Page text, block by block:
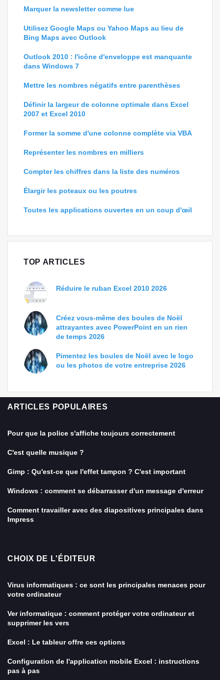
Marquer la newsletter comme lue
Utilisez Google Maps ou Yahoo Maps au lieu de
Bing Maps avec Outlook
Outlook 2010 : l'icône d'enveloppe est manquante
dans Windows 7
Mettre les nombres négatifs entre parenthèses
Définir la largeur de colonne optimale dans Excel
2007 et Excel 2010
Former la somme d'une colonne complète via VBA
Représenter les nombres en milliers
Compter les chiffres dans la liste des numéros
Élargir les poteaux ou les poutres
Toutes les applications ouvertes en un coup d'œil
TOP ARTICLES
Réduire le ruban Excel 2010 2026
Créez vous-même des boules de Noël
attrayantes avec PowerPoint en un rien
de temps 2026
Pimentez les boules de Noël avec le logo
ou les photos de votre entreprise 2026
ARTICLES POPULAIRES
Pour que la police s'affiche toujours correctement
C'est quelle musique ?
Gimp : Qu'est-ce que l'effet tampon ? C'est important
Windows : comment se débarrasser d'un message d'erreur
Comment travailler avec des diapositives principales dans
Impress
CHOIX DE L'ÉDITEUR
Virus informatiques : ce sont les principales menaces pour
votre ordinateur
Ver informatique : comment protéger votre ordinateur et
supprimer les vers
Excel : Le tableur offre ces options
Configuration de l'application mobile Excel : instructions
pas à pas